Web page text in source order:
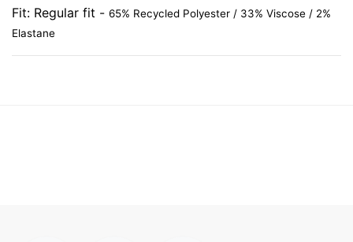
Fit: Regular fit - 65% Recycled Polyester / 33% Viscose / 2%
Elastane